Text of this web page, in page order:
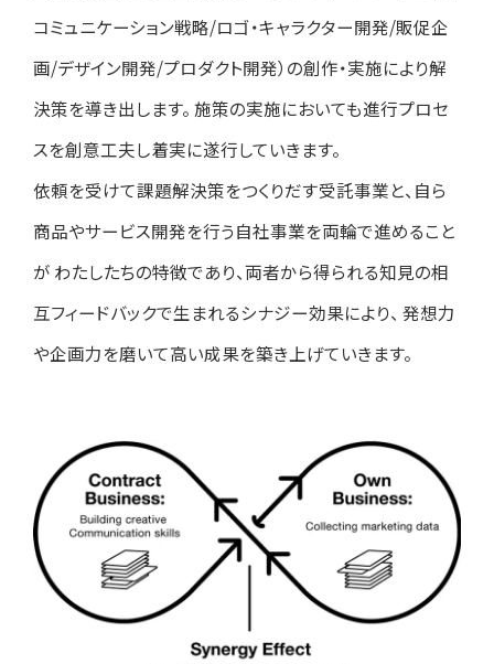
コミュニケーション戦略/ロゴ・キャラクター開発/販促企
画/デザイン開発/プロダクト開発）の創作・実施により解
決策を導き出します。 施策の実施においても進行プロセ
スを創意工夫し着実に遂行していきます。
依頼を受けて課題解決策をつくりだす受託事業と、自ら
商品やサービス開発を行う自社事業を両輪で進めること
が わたしたちの特徴であり、両者から得られる知見の相
互フィードバックで生まれるシナジー効果により、 発想力
や企画力を磨いて高い成果を築き上げていきます。